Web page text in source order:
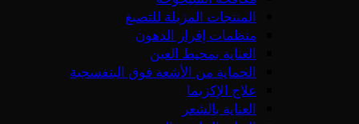
المنتجات المزيلة للتصبغ
منظمات إفراز الدهون
العناية بمحيط العين
الحماية من الأشعة فوق البنفسجية
علاج الإكزيما
العناية بالشعر